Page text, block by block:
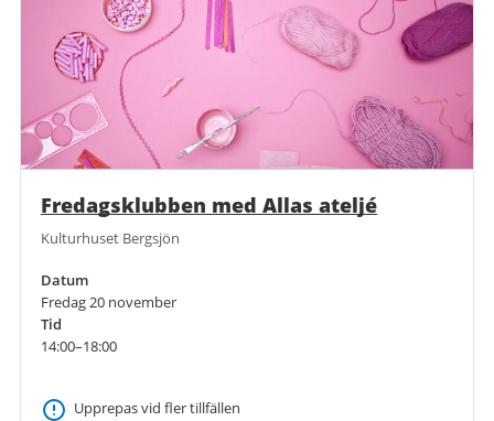
Fredagsklubben med Allas ateljé
Kulturhuset Bergsjön
Datum
Fredag 20 november
Tid
14:00–18:00
Upprepas vid fler tillfällen